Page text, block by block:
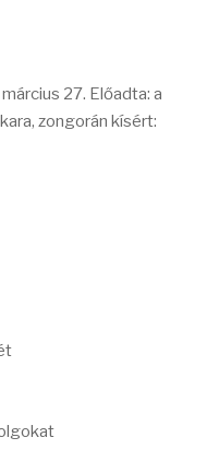
27. Előadta: a
zongorán kísért: